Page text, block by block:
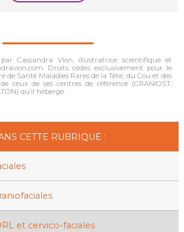
par Cassandra Vion, illustratrice scientifique et
Droits cédés exclusivement pour le
de Santé Maladies Rares de la Tête, du Cou et des
ceux de ses centres de référence (CRANIOST,
qu’il héberge
CETTE RUBRIQUE :
et cervico-faciales